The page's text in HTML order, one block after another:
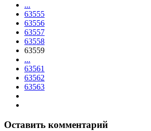
...
63555
63556
63557
63558
63559
...
63561
63562
63563
Оставить комментарий